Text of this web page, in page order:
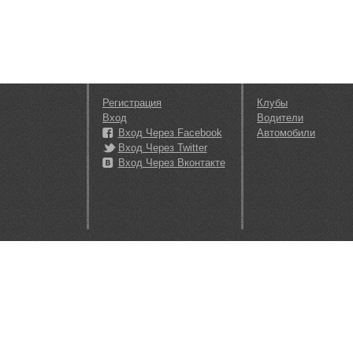
Регистрация
Вход
Вход Через Facebook
Вход Через Twitter
Вход Через Вконтакте
Клубы
Водители
Автомобили